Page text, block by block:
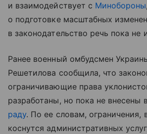
и взаимодействует с Минобороны
о подготовке масштабных
в законодательство речь пока не
Ранее военный омбудсмен
Решетилова сообщила, что
ограничивающие права
разработаны, но пока не внесены в
раду. По ее словам, ограничения,
коснутся административных